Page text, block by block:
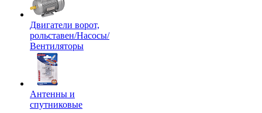
Двигатели ворот,
рольставен/Насосы/
Вентиляторы
Антенны и
спутниковые